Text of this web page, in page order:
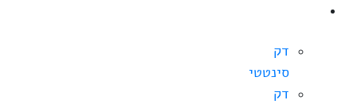
דק
סינטטי
דק